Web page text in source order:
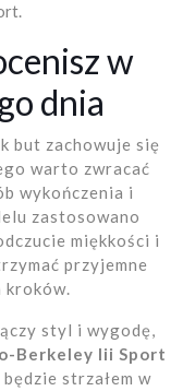
w
dnia
but zachowuje się
warto zwracać
wykończenia i
zastosowano
miękkości i
przyjemne
kroków.
styl i wygodę,
Berkeley Iii Sport
będzie strzałem w